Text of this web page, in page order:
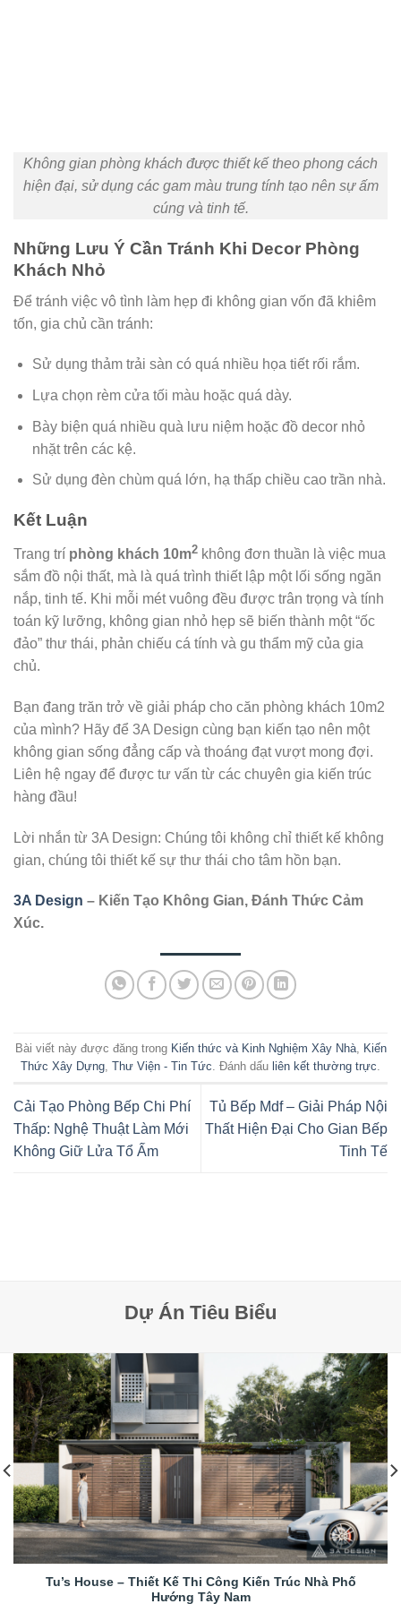
Không gian phòng khách được thiết kế theo phong cách
hiện đại, sử dụng các gam màu trung tính tạo nên sự ấm
cúng và tinh tế.
Những Lưu Ý Cần Tránh Khi Decor Phòng
Khách Nhỏ
Để tránh việc vô tình làm hẹp đi không gian vốn đã khiêm
tốn, gia chủ cần tránh:
Sử dụng thảm trải sàn có quá nhiều họa tiết rối rắm.
Lựa chọn rèm cửa tối màu hoặc quá dày.
Bày biện quá nhiều quà lưu niệm hoặc đồ decor nhỏ
nhặt trên các kệ.
Sử dụng đèn chùm quá lớn, hạ thấp chiều cao trần nhà.
Kết Luận
Trang trí phòng khách 10m2 không đơn thuần là việc mua
sắm đồ nội thất, mà là quá trình thiết lập một lối sống ngăn
nắp, tinh tế. Khi mỗi mét vuông đều được trân trọng và tính
toán kỹ lưỡng, không gian nhỏ hẹp sẽ biến thành một “ốc
đảo” thư thái, phản chiếu cá tính và gu thẩm mỹ của gia
chủ.
Bạn đang trăn trở về giải pháp cho căn phòng khách 10m2
của mình? Hãy để 3A Design cùng bạn kiến tạo nên một
không gian sống đẳng cấp và thoáng đạt vượt mong đợi.
Liên hệ ngay để được tư vấn từ các chuyên gia kiến trúc
hàng đầu!
Lời nhắn từ 3A Design: Chúng tôi không chỉ thiết kế không
gian, chúng tôi thiết kế sự thư thái cho tâm hồn bạn.
3A Design – Kiến Tạo Không Gian, Đánh Thức Cảm
Xúc.
Bài viết này được đăng trong Kiến thức và Kinh Nghiệm Xây Nhà, Kiến
Thức Xây Dựng Thư Viện - Tin Tức . Đánh dấu liên kết thường trực
Cải Tạo Phòng Bếp Chi Phí
Thấp: Nghệ Thuật Làm Mới
Không Giữ Lửa Tổ Ấm
Tủ Bếp Mdf – Giải Pháp Nội
Thất Hiện Đại Cho Gian Bếp
Tinh Tế
Dự Án Tiêu Biểu
Tu’s House – Thiết Kế Thi Công Kiến Trúc Nhà Phố
Hướng Tây Nam